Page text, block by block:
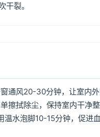
裂。
通风20-30分钟，让室内外
擦拭除尘，保持室内干净
水泡脚10-15分钟，促进